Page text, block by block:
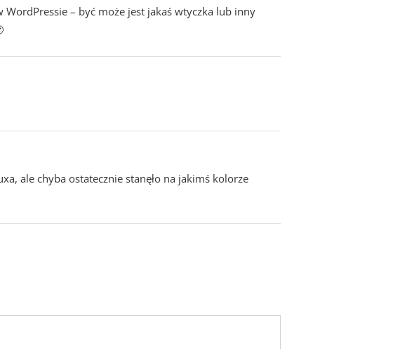
– być może jest jakaś wtyczka lub inny
ale chyba ostatecznie stanęło na jakimś kolorze